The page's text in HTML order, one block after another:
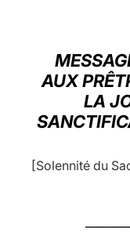
AUX
LA
[Solennité du